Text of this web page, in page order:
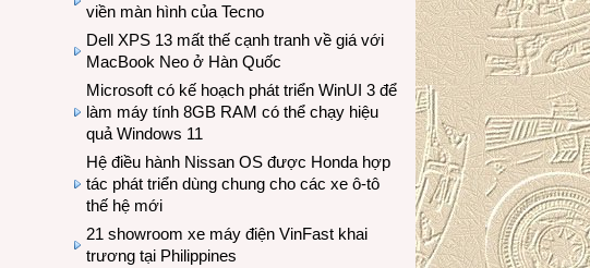
viền màn hình của Tecno
Dell XPS 13 mất thế cạnh tranh về giá với
MacBook Neo ở Hàn Quốc
Microsoft có kế hoạch phát triển WinUI 3 để
làm máy tính 8GB RAM có thể chạy hiệu
quả Windows 11
Hệ điều hành Nissan OS được Honda hợp
tác phát triển dùng chung cho các xe ô-tô
thế hệ mới
21 showroom xe máy điện VinFast khai
trương tại Philippines